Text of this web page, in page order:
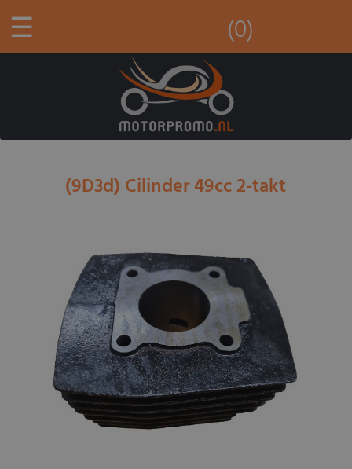
☰ (0)
(9D3d) Cilinder 49cc 2-takt